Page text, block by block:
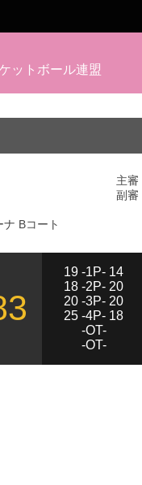
ットボール連盟
Bコート
主審
副審
19 -1P- 14
18 -2P- 20
20 -3P- 20
25 -4P- 18
-OT-
-OT-